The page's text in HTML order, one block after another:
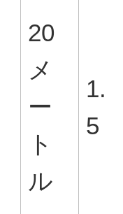
20
メ
ー
ト
ル
1.
5